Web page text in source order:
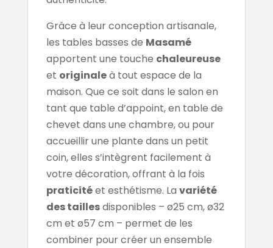
Grâce à leur conception artisanale,
les tables basses de Masamé
apportent une touche chaleureuse
et originaleà tout espace de la
maison. Que ce soit dans le salon en
tant que table d’appoint, en table de
chevet dans une chambre, ou pour
accueillir une plante dans un petit
coin, elles s’intègrent facilement à
votre décoration, offrant à la fois
praticitéet esthétisme. La variété
des taillesdisponibles – ø25 cm, ø32
cm et ø57 cm – permet de les
combiner pour créer un ensemble